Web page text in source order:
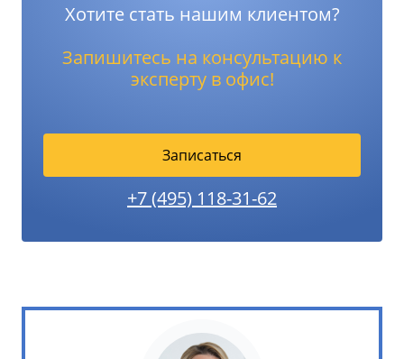
Хотите стать нашим клиентом?
Запишитесь на консультацию к
эксперту в офис!
Записаться
+7 (495) 118-31-62